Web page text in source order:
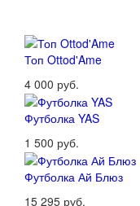
Топ Ottod'Ame
4 000 руб.
Футболка YAS
1 500 руб.
Футболка Ай Блюз
15 295 руб.